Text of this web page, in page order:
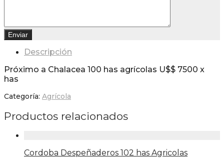
Descripción
Próximo a Chalacea 100 has agrícolas U$$ 7500 x
has
Categoría: Agrícola
Productos relacionados
Cordoba Despeñaderos 102 has Agricolas